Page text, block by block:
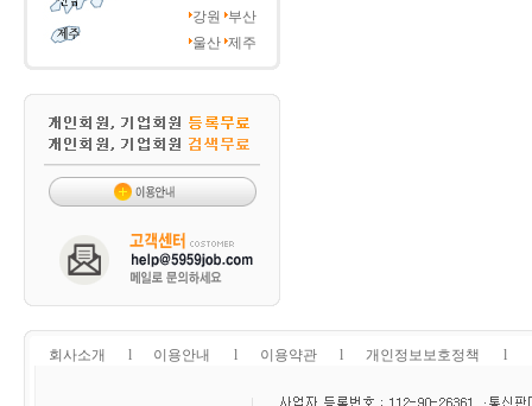
강원
부산
울산 제주
회사소개 l 이용안내 l 이용약관 l 개인정보보호정책 l